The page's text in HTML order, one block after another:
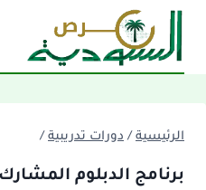
التجاوز
المحتوى
الرئيسية / دورات تدريبية /
برنامج الدبلوم